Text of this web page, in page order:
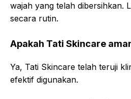
wajah yang telah dibersihkan.
secara rutin.
Apakah Tati Skincare
Ya, Tati Skincare telah teruji
efektif digunakan.